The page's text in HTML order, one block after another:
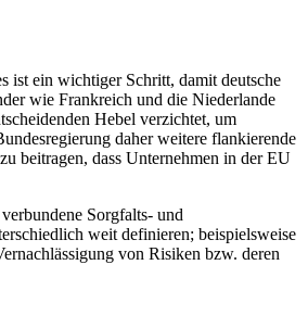
ist ein wichtiger Schritt, damit deutsche
wie Frankreich und die Niederlande
Hebel verzichtet, um
da­her weitere flankierende
beitragen, dass Unternehmen in der EU
Sorgfalts- und
weit definieren; beispielsweise
von Risi­ken bzw. deren